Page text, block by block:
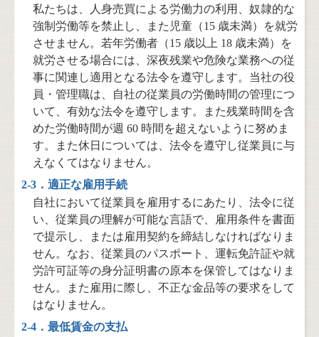
私たちは、人身売買による労働力の利用、奴隷的な
強制労働等を禁止し、また児童（15 歳未満）を就労
させません。若年労働者（15 歳以上 18 歳未満）を
就労させる場合には、深夜残業や危険な業務への従
事に関連し適用となる法令を遵守します。当社の役
員・管理職は、自社の従業員の労働時間の管理につ
いて、有効な法令を遵守します。また残業時間を含
めた労働時間が週 60 時間を超えないように努めま
す。また休日については、法令を遵守し従業員に与
えなくてはなりません。
2-3．適正な雇用手続
自社において従業員を雇用するにあたり、法令に従
い、従業員の理解が可能な言語で、雇用条件を書面
で提示し、または雇用契約を締結しなければなりま
せん。なお、従業員のパスポート、運転免許証や就
労許可証等の身分証明書の原本を保管してはなりま
せん。また雇用に際し、不正な金品等の要求をして
はなりません。
2-4．最低賃金の支払